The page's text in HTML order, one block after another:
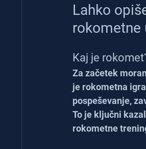
Lahko
rokometne
Kaj je
Za začetek
je rokometna
pospeševanje,
To je ključni
rokometne